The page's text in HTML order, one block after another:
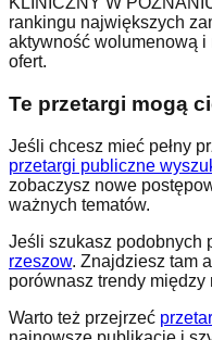
rankingu największych
aktywność wolumenową
ofert.
Te przetargi mogą
Jeśli chcesz mieć pełny
przetargi publiczne
zobaczysz nowe
ważnych tematów.
Jeśli szukasz podobnych
rzeszow. Znajdziesz tam
porównasz trendy
Warto też przejrzeć